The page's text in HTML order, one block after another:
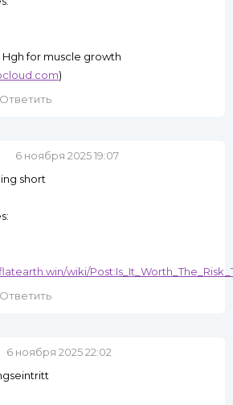
for muscle growth
)
Ответить
6 ноября 2025 19:07
short
wiki/
Ответить
6 ноября 2025 22:02